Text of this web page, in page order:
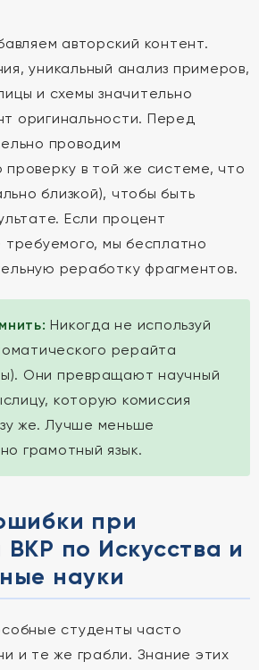
авторский контент.
уникальный анализ примеров,
и схемы значительно
оригинальности. Перед
проводим
в той же системе, что
близкой), чтобы быть
Если процент
требуемого, мы бесплатно
реработку фрагментов.
Никогда не используй
рерайта
Они превращают научный
которую комиссия
же. Лучше меньше
грамотный язык.
при
по Искусства и
науки
студенты часто
и те же грабли. Знание этих